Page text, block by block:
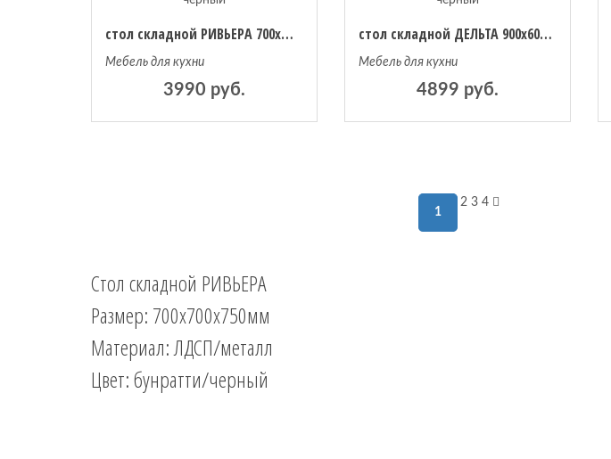
стол складной РИВЬЕРА 700х700х750мм металл/ЛДСП черный
Мебель для кухни
3990 руб.
стол складной ДЕЛЬТА 900х600х750мм металл/ЛДСП черный
Мебель для кухни
4899 руб.
1
234
Стол складной РИВЬЕРА
Размер: 700х700х750мм
Материал: ЛДСП/металл
Цвет: бунратти/черный